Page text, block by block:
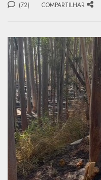
(72) COMPARTILHAR